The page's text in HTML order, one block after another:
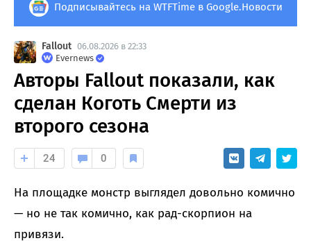
Подписывайтесь на WTFTime в Google.Новости
Fallout 06.08.2026 в 22:33
Evernews
Авторы Fallout показали, как
сделан Коготь Смерти из
второго сезона
24 0
На площадке монстр выглядел довольно комично
— но не так комично, как рад-скорпион на
привязи.